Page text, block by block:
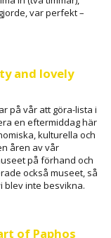
var perfekt –
and lovely
på vår att göra-lista i
en eftermiddag här
kulturella och
åren av vår
på förhand och
också museet, så
blev inte besvikna.
of Paphos